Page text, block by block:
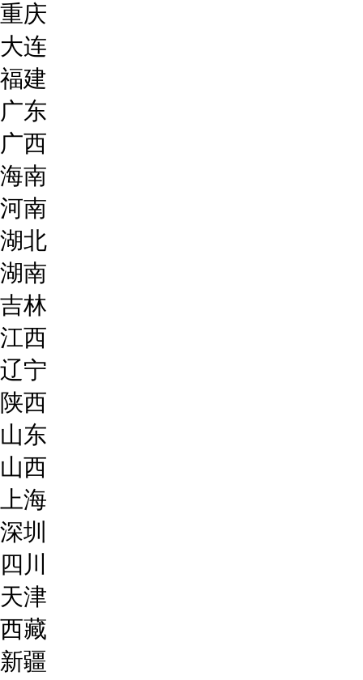
重庆
大连
福建
广东
广西
海南
河南
湖北
湖南
吉林
江西
辽宁
陕西
山东
山西
上海
深圳
四川
天津
西藏
新疆